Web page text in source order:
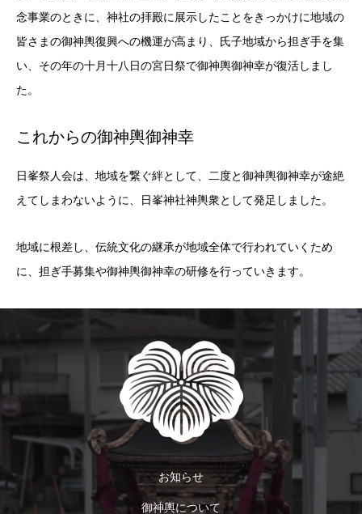
念事業のときに、神社の拝殿に展示したことをきっかけに地域の
皆さまの御神輿復興への機運が高まり、氏子地域から担ぎ手を集
い、その年の十月十八日の宮日祭で御神輿御神幸が復活しまし
た。
これからの御神輿御神幸
日峯祭人会は、地域を繋ぐ絆として、二度と御神輿御神幸が途絶
えてしまわないように、日峯神社神輿衆として発足しました。
地域に根差し、伝統文化の継承が地域全体で行われていくため
に、担ぎ手募集や御神輿御神幸の研修を行っていきます。
お知らせ
御神輿について